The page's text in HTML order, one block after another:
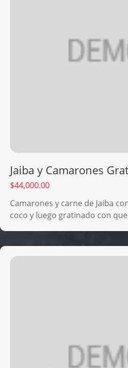
Jaiba y Camarones
$44,000.00
Camarones y carne de Jaiba
coco y luego gratinado con